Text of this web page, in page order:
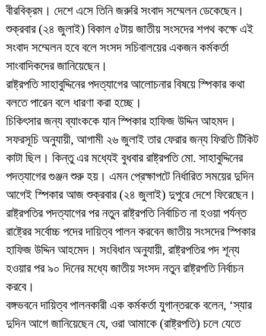
বীরবিক্রম। দেশে এসে তিনি জরুরি সংবাদ সম্মেলন ডেকেছেন।
শুক্রবার (২৪ জুলাই) বিকাল ৫টায় জাতীয় সংসদের শপথ কক্ষে এই
সংবাদ সম্মেলন হবে বলে সংসদ সচিবালয়ের একজন কর্মকর্তা
সাংবাদিকদের জানিয়েছেন।
রাষ্ট্রপতি সাহাবুদ্দিনের পদত্যাগের আলোচনার বিষয়ে স্পিকার কথা
বলতে পারেন বলে ধারণা করা হচ্ছে।
চিকিৎসার জন্য ব্যাংককে যান স্পিকার হাফিজ উদ্দিন আহমদ।
সফরসূচি অনুযায়ী, আগামী ২৬ জুলাই তার ফেরার জন্য ফিরতি টিকিট
কাটা ছিল। কিন্তু এর মধ্যেই বুধবার রাষ্ট্রপতি মো. সাহাবুদ্দিনের
পদত্যাগের গুঞ্জন শুরু হয়। এমন প্রেক্ষাপটে নির্ধারিত সময়ের দুদিন
আগেই স্পিকার আজ শুক্রবার (২৪ জুলাই) দুপুরে দেশে ফিরেছেন।
রাষ্ট্রপতির পদত্যাগের পর নতুন রাষ্ট্রপতি নির্বাচিত না হওয়া পর্যন্ত
রাষ্ট্রের সর্বোচ্চ পদের দায়িত্ব পালন করবেন জাতীয় সংসদের স্পিকার
হাফিজ উদ্দিন আহমেদ। সংবিধান অনুযায়ী, রাষ্ট্রপতির পদ শূন্য
হওয়ার পর ৯০ দিনের মধ্যে জাতীয় সংসদ নতুন রাষ্ট্রপতি নির্বাচন
করবে।
বঙ্গভবনে দায়িত্ব পালনকারী এক কর্মকর্তা যুগান্তরকে বলেন, ‘স্যার
দুদিন আগে জানিয়েছেন যে, ওরা আমাকে (রাষ্ট্রপতি) চলে যেতে